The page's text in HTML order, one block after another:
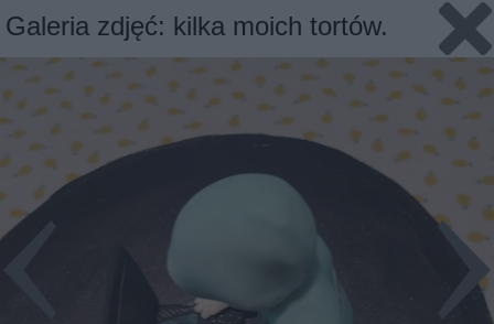
Galeria zdjęć: kilka moich tortów.